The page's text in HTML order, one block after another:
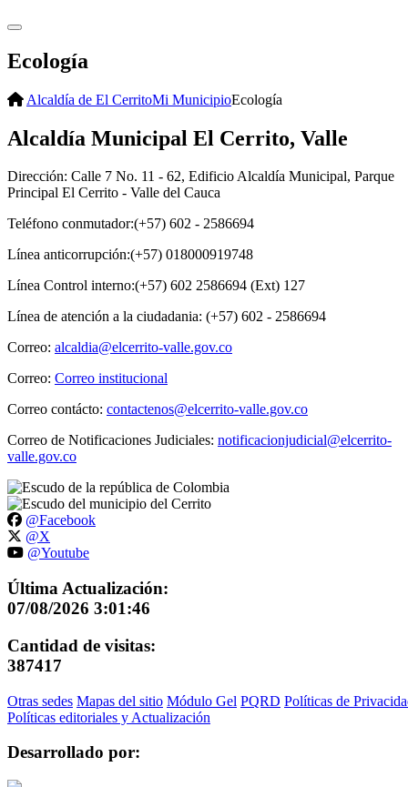
Ecología
Alcaldía de El CerritoMi MunicipioEcología
Alcaldía Municipal El Cerrito, Valle
Dirección: Calle 7 No. 11 - 62, Edificio Alcaldía Municipal, Parque
Principal El Cerrito - Valle del Cauca
Teléfono conmutador:(+57) 602 - 2586694
Línea anticorrupción:(+57) 018000919748
Línea Control interno:(+57) 602 2586694 (Ext) 127
Línea de atención a la ciudadania: (+57) 602 - 2586694
Correo: alcaldia@elcerrito-valle.gov.co
Correo: Correo institucional
Correo contácto: contactenos@elcerrito-valle.gov.co
Correo de Notificaciones Judiciales: notificacionjudicial@elcerrito-
valle.gov.co
@Facebook
@X
@Youtube
Última Actualización:
07/08/2026 3:01:46
Cantidad de visitas:
387417
Otras sedes Mapas del sitio Módulo Gel PQRD Políticas de
Políticas editoriales y Actualización
Desarrollado por: